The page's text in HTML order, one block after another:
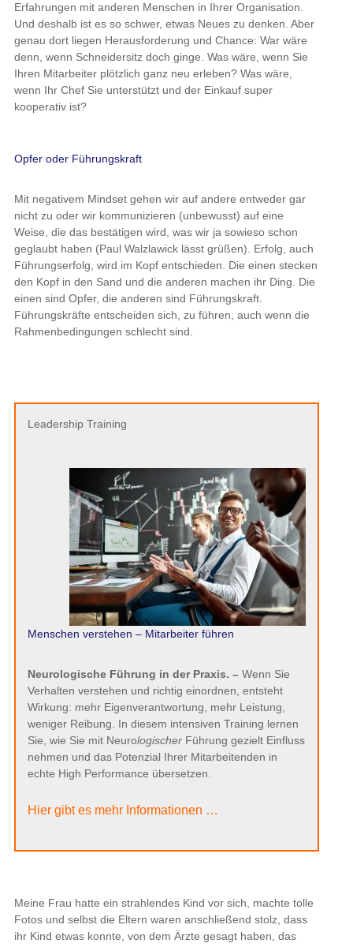
Erfahrungen mit anderen Menschen in Ihrer Organisation.
Und deshalb ist es so schwer, etwas Neues zu denken. Aber
genau dort liegen Herausforderung und Chance: War wäre
denn, wenn Schneidersitz doch ginge. Was wäre, wenn Sie
Ihren Mitarbeiter plötzlich ganz neu erleben? Was wäre,
wenn Ihr Chef Sie unterstützt und der Einkauf super
kooperativ ist?
Opfer oder Führungskraft
Mit negativem Mindset gehen wir auf andere entweder gar
nicht zu oder wir kommunizieren (unbewusst) auf eine
Weise, die das bestätigen wird, was wir ja sowieso schon
geglaubt haben (Paul Walzlawick lässt grüßen). Erfolg, auch
Führungserfolg, wird im Kopf entschieden. Die einen stecken
den Kopf in den Sand und die anderen machen ihr Ding. Die
einen sind Opfer, die anderen sind Führungskraft.
Führungskräfte entscheiden sich, zu führen, auch wenn die
Rahmenbedingungen schlecht sind.
Leadership Training
Menschen verstehen – Mitarbeiter führen
Neurologische Führung in der Praxis. – Wenn Sie
Verhalten verstehen und richtig einordnen, entsteht
Wirkung: mehr Eigenverantwortung, mehr Leistung,
weniger Reibung. In diesem intensiven Training lernen
Sie, wie Sie mit NeurologischerFührung gezielt Einfluss
nehmen und das Potenzial Ihrer Mitarbeitenden in
echte High Performance übersetzen.
Hier gibt es mehr Informationen …
Meine Frau hatte ein strahlendes Kind vor sich, machte tolle
Fotos und selbst die Eltern waren anschließend stolz, dass
ihr Kind etwas konnte, von dem Ärzte gesagt haben, das